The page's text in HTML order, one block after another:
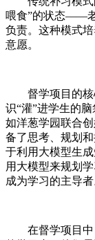
喂食”的状态——
负责。这种模式
意愿。
督学项目的
识“灌”进学生的
如洋葱学园联合
备了思考、规划
于利用大模型生
用大模型来规划
成为学习的主导者
在督学项目